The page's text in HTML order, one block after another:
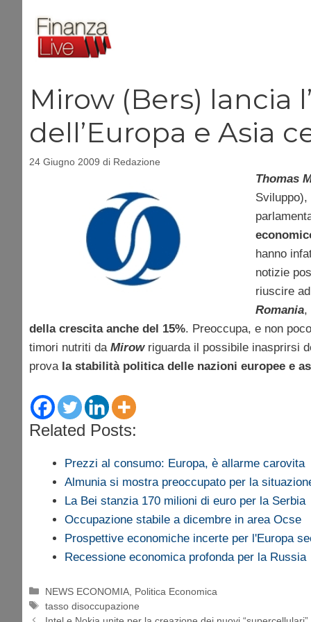
contenuto
Mirow (Bers) lancia
dell’Europa e Asia
24 Giugno 2009 di Redazione
Thomas
Sviluppo),
hanno
notizie
riuscire
Romania,
della crescita anche del 15%. Preoccupa, e non
timori nutriti da Mirowriguarda il possibile inasprirsi
prova la stabilità politica delle nazioni europee e
Related Posts:
Prezzi al consumo: Europa, è allarme carovita
Almunia si mostra preoccupato per la
La Bei stanzia 170 milioni di euro per la Serbia
Occupazione stabile a dicembre in area Ocse
Prospettive economiche incerte per l'Europa
Recessione economica profonda per la Russia
Categorie
NEWS ECONOMIA Politica Economica
Tag
tasso disoccupazione